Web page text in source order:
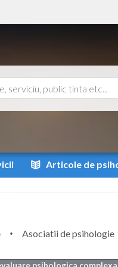
Articole de
Asociatii de psihologie
psihologica